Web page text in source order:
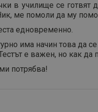
в училище се готвят
ме помоли да му
едновременно.
има начин това да
е важен, но как
потрябва!